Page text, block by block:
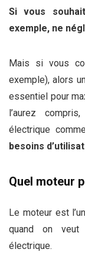
Si vous
exemple, ne
Mais si vous
exemple), alors
essentiel pour
l’aurez
électrique
besoins
Quel moteur
Le moteur est
quand on veut
électrique.